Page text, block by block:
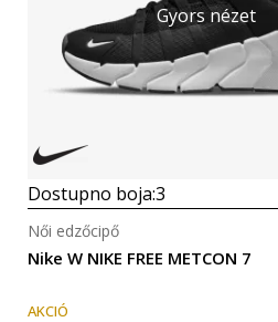
Gyors nézet
Dostupno boja:3
Nike W NIKE FREE METCON 7
Női edzőcipő
AKCIÓ